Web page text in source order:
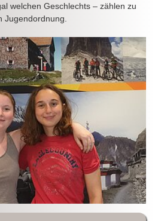
welchen Geschlechts – zählen zu
Jugendordnung.